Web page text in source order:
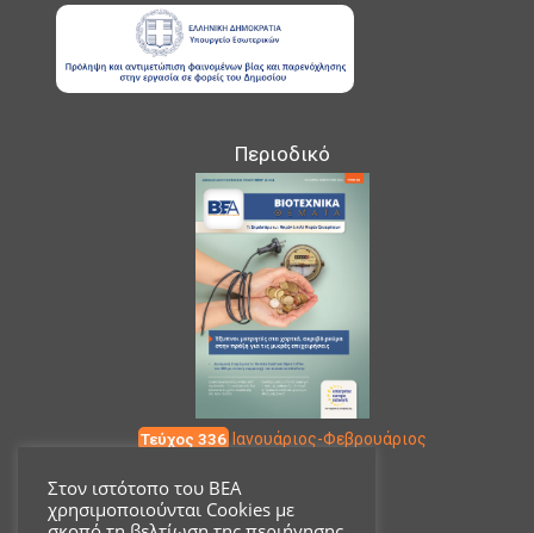
Περιοδικό
Τεύχος 336 Ιανουάριος-Φεβρουάριος
Επικοινωνία
Στον ιστότοπο του ΒΕΑ
χρησιμοποιούνται Cookies με